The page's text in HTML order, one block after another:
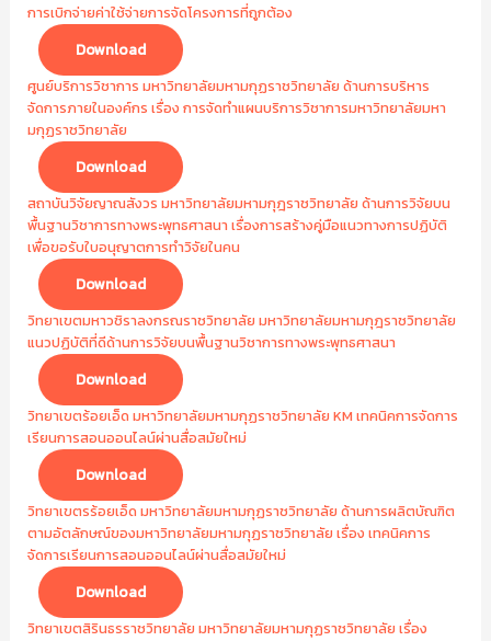
การเบิกจ่ายค่าใช้จ่ายการจัดโครงการที่ถูกต้อง
Download
ศูนย์บริการวิชาการ มหาวิทยาลัยมหามกุฏราชวิทยาลัย ด้านการบริหาร
จัดการภายในองค์กร เรื่อง การจัดทำแผนบริการวิชาการมหาวิทยาลัยมหา
มกุฏราชวิทยาลัย
Download
สถาบันวิจัยญาณสังวร มหาวิทยาลัยมหามกุฎราชวิทยาลัย ด้านการวิจัยบน
พื้นฐานวิชาการทางพระพุทธศาสนา เรื่องการสร้างคู่มือแนวทางการปฏิบัติ
เพื่อขอรับใบอนุญาตการทำวิจัยในคน
Download
วิทยาเขตมหาวชิราลงกรณราชวิทยาลัย มหาวิทยาลัยมหามกุฎราชวิทยาลัย
แนวปฏิบัติที่ดีด้านการวิจัยบนพื้นฐานวิชาการทางพระพุทธศาสนา
Download
วิทยาเขตร้อยเอ็ด มหาวิทยาลัยมหามกุฏราชวิทยาลัย KM เทคนิคการจัดการ
เรียนการสอนออนไลน์ผ่านสื่อสมัยใหม่
Download
วิทยาเขตรร้อยเอ็ด มหาวิทยาลัยมหามกุฏราชวิทยาลัย ด้านการผลิตบัณฑิต
ตามอัตลักษณ์ของมหาวิทยาลัยมหามกุฏราชวิทยาลัย เรื่อง เทคนิคการ
จัดการเรียนการสอนออนไลน์ผ่านสื่อสมัยใหม่
Download
วิทยาเขตสิรินธรราชวิทยาลัย มหาวิทยาลัยมหามกุฏราชวิทยาลัย เรื่อง